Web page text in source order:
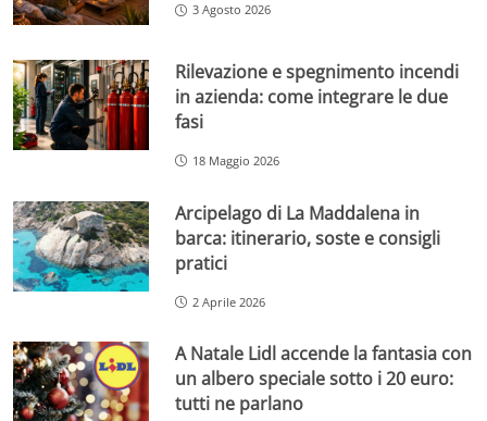
3 Agosto 2026
Rilevazione e spegnimento incendi
in azienda: come integrare le due
fasi
18 Maggio 2026
Arcipelago di La Maddalena in
barca: itinerario, soste e consigli
pratici
2 Aprile 2026
A Natale Lidl accende la fantasia con
un albero speciale sotto i 20 euro:
tutti ne parlano